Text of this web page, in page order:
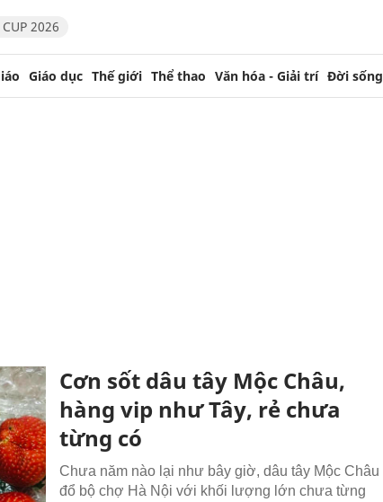
2026
Giáo dục Thế giới Thể thao Văn hóa - Giải trí Đời sống
Cơn sốt dâu tây Mộc Châu,
hàng vip như Tây, rẻ chưa
từng có
Chưa năm nào lại như bây giờ, dâu tây Mộc Châu
đổ bộ chợ Hà Nội với khối lượng lớn chưa từng